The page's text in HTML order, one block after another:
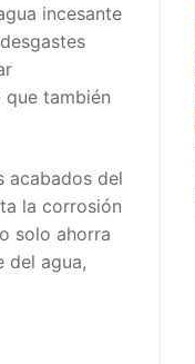
incesante
también
acabados del
la corrosión
solo ahorra
del agua,